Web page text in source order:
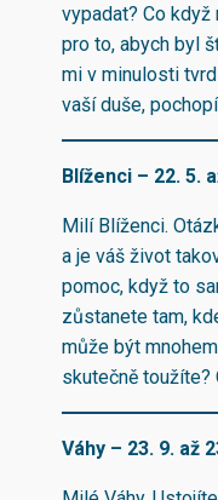
vypadat? Co
pro to, abych byl
mi v minulosti
vaší duše,
Blíženci – 22. 5.
Milí Blíženci.
a je váš život
pomoc, když to
zůstanete tam,
může být
skutečně toužíte?
Váhy – 23. 9. až